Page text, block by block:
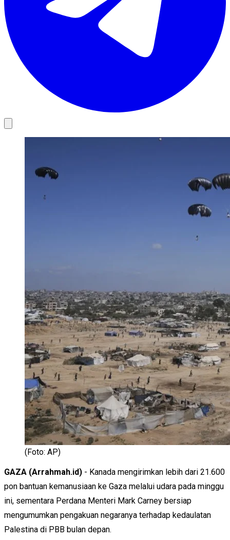
(Foto: AP)
GAZA (Arrahmah.id) - Kanada mengirimkan lebih dari 21.600
pon bantuan kemanusiaan ke Gaza melalui udara pada minggu
ini, sementara Perdana Menteri Mark Carney bersiap
mengumumkan pengakuan negaranya terhadap kedaulatan
Palestina di PBB bulan depan.